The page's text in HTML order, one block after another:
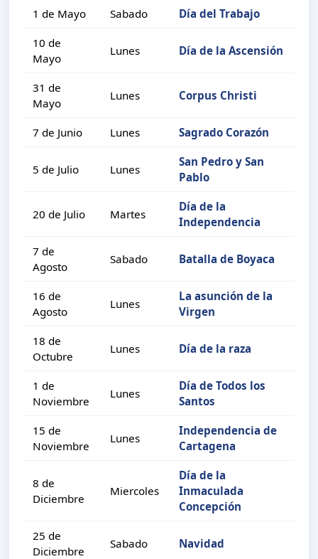
1 de Mayo Sabado Día del Trabajo
10 de
Mayo
Lunes Día de la Ascensión
31 de
Mayo
Lunes Corpus Christi
7 de Junio Lunes Sagrado Corazón
5 de Julio Lunes
San Pedro y San
Pablo
20 de Julio Martes
Día de la
Independencia
7 de
Agosto
Sabado Batalla de Boyaca
16 de
Agosto
Lunes
La asunción de la
Virgen
18 de
Octubre
Lunes Día de la raza
1 de
Noviembre
Lunes
Día de Todos los
Santos
15 de
Noviembre
Lunes
Independencia de
Cartagena
8 de
Diciembre
Miercoles
Día de la
Inmaculada
Concepción
25 de
Diciembre
Sabado Navidad